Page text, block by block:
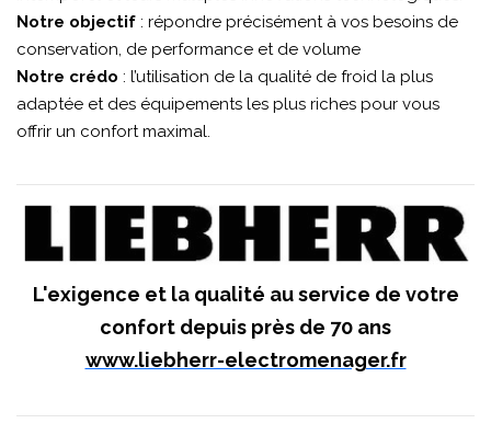
Notre objectif : répondre précisément à vos besoins de
conservation, de performance et de volume
Notre crédo : l’utilisation de la qualité de froid la plus
adaptée et des équipements les plus riches pour vous
offrir un confort maximal.
L'exigence et la qualité au service de votre
confort depuis près de 70 ans
www.liebherr-electromenager.fr